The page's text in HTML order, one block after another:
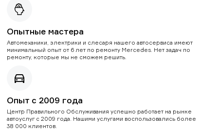
Опытные мастера
Автомеханики, электрики и слесаря нашего автосервиса имеют
минимальный опыт от 6 лет по ремонту Mercedes. Нет задач по
ремонту, которые мы не сможем решить.
Опыт с 2009 года
Центр Правильного Обслуживания успешно работает на рынке
автоуслуг с 2009 года. Нашими услугами воспользовались более
38 000 клиентов.